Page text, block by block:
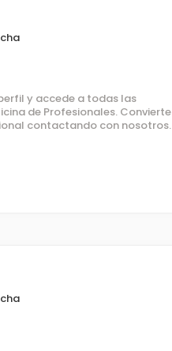
y accede a todas las
de Profesionales. Convierte
contactando con nosotros.